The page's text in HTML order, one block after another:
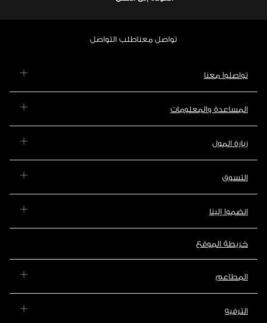
تواصل معناطلب التواصل
تواصلوا معنا
المساعدة والمعلومات
زيارة المول
التسوق
انضموا إلينا
خريطة الموقع
المطاعم
الترفيه